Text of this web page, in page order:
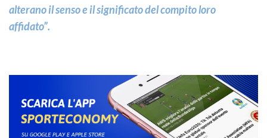
alterano il senso e il significato del compito loro
affidato”.